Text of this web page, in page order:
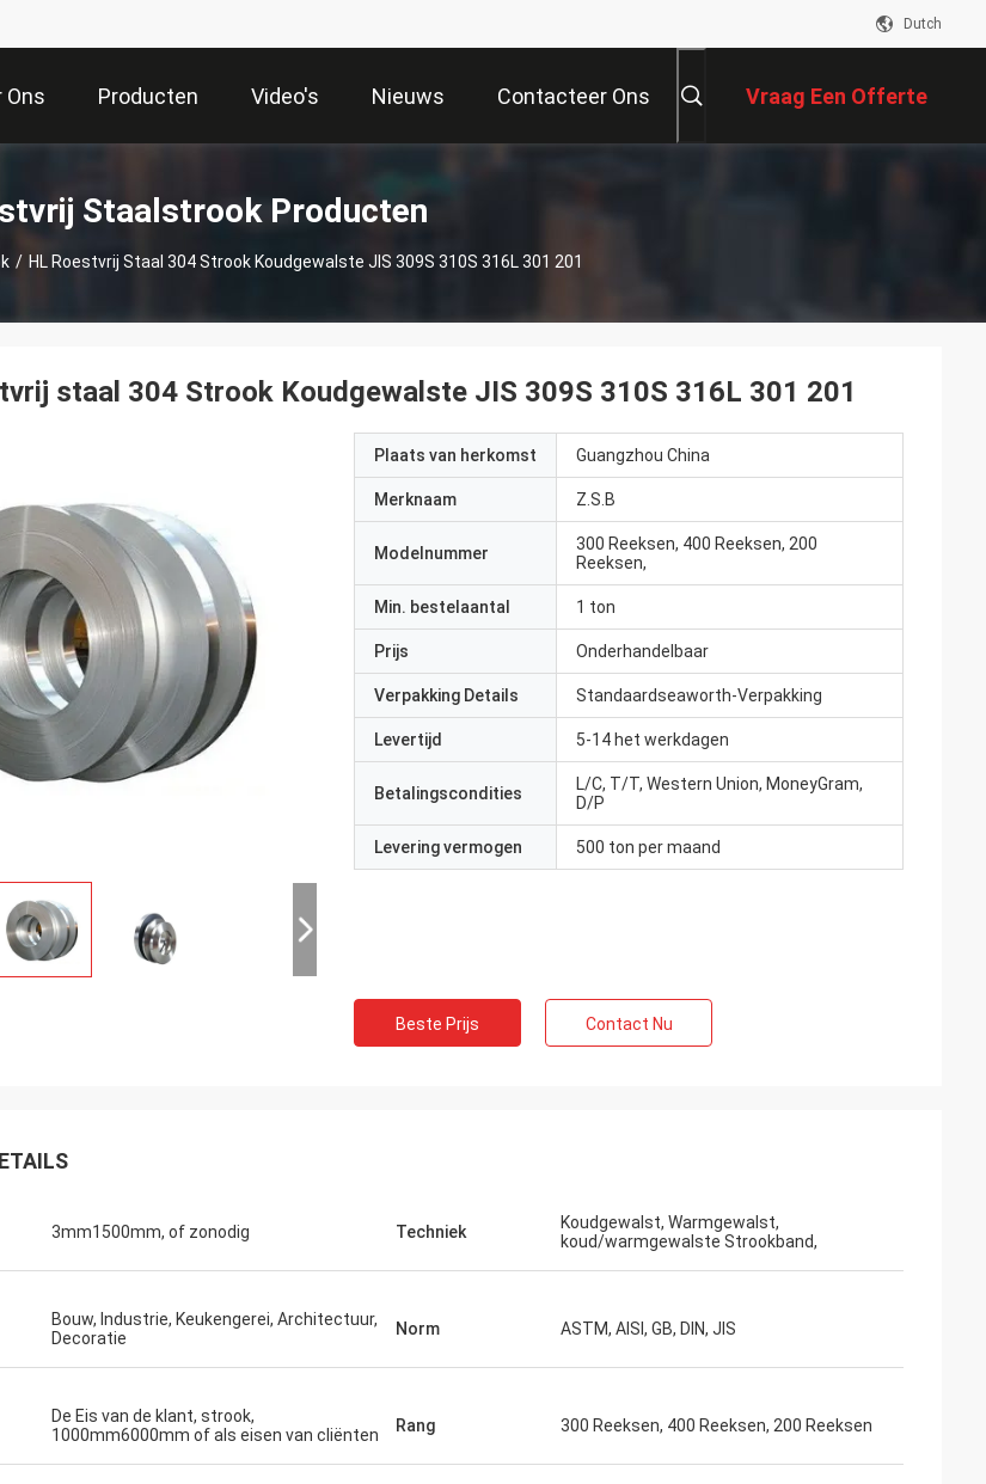
Dutch
Ons Producten Video's Nieuws Contacteer Ons Vraag Een Offerte
Staalstrook Producten
/ HL Roestvrij Staal 304 Strook Koudgewalste JIS 309S 310S 316L 301 201
Alaoui
staal 304 Strook Koudgewalste JIS 309S 310S 316L 301 201
Plaats van herkomst Guangzhou China
Merknaam Z.S.B
Modelnummer
300 Reeksen, 400 Reeksen, 200
Reeksen,
Min. bestelaantal 1 ton
Prijs Onderhandelbaar
Verpakking Details Standaardseaworth-Verpakking
Levertijd 5-14 het werkdagen
Betalingscondities
L/C, T/T, Western Union, MoneyGram,
D/P
Levering vermogen 500 ton per maand
Beste Prijs Contact Nu
3mm1500mm, of zonodig Techniek
Koudgewalst, Warmgewalst,
koud/warmgewalste Strookband,
Bouw, Industrie, Keukengerei, Architectuur,
Decoratie
Norm ASTM, AISI, GB, DIN, JIS
De Eis van de klant, strook,
1000mm6000mm of als eisen van cliënten
Rang 300 Reeksen, 400 Reeksen, 200 Reeksen